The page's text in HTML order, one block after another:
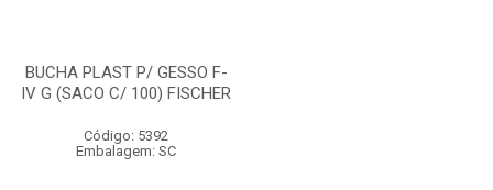
BUCHA PLAST P/ GESSO F-
IV G (SACO C/ 100) FISCHER
Código: 5392
Embalagem: SC